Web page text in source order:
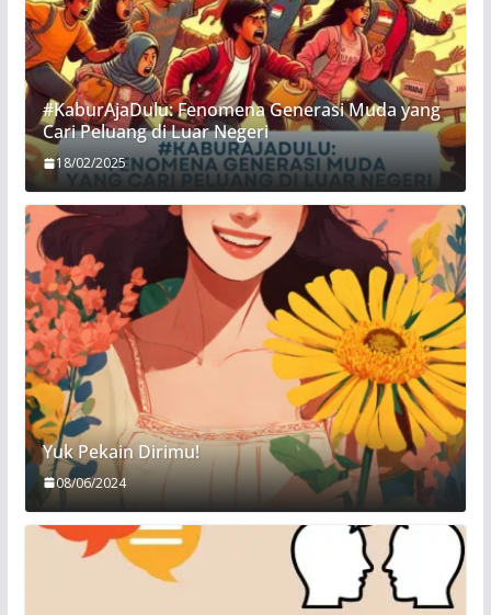
#KaburAjaDulu: Fenomena Generasi Muda yang
Cari Peluang di Luar Negeri
18/02/2025
Yuk Pekain Dirimu!
08/06/2024